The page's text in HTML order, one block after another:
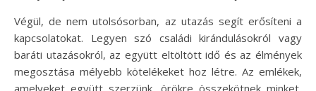
Végül, de nem utolsósorban, az utazás segít erősíteni a
kapcsolatokat. Legyen szó családi kirándulásokról vagy
baráti utazásokról, az együtt eltöltött idő és az élmények
megosztása mélyebb kötelékeket hoz létre. Az emlékek,
amelyeket együtt szerzünk, örökre összekötnek minket,